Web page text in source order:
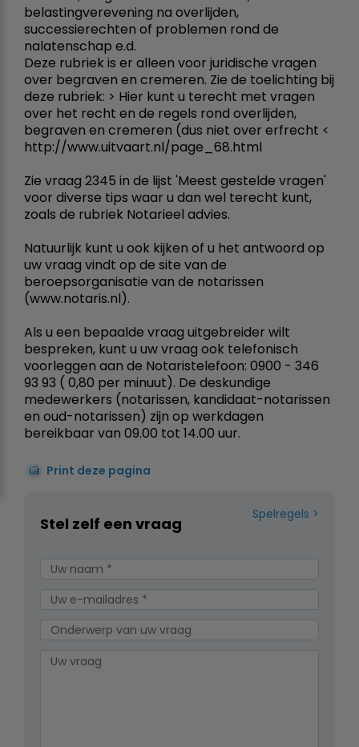
belastingverevening na overlijden,
successierechten of problemen rond de
nalatenschap e.d.
Deze rubriek is er alleen voor juridische vragen
over begraven en cremeren. Zie de toelichting bij
deze rubriek: > Hier kunt u terecht met vragen
over het recht en de regels rond overlijden,
begraven en cremeren (dus niet over erfrecht <
http://www.uitvaart.nl/page_68.html
Zie vraag 2345 in de lijst 'Meest gestelde vragen'
voor diverse tips waar u dan wel terecht kunt,
zoals de rubriek Notarieel advies.
Natuurlijk kunt u ook kijken of u het antwoord op
uw vraag vindt op de site van de
beroepsorganisatie van de notarissen
(www.notaris.nl).
Als u een bepaalde vraag uitgebreider wilt
bespreken, kunt u uw vraag ook telefonisch
voorleggen aan de Notaristelefoon: 0900 - 346
93 93 ( 0,80 per minuut). De deskundige
medewerkers (notarissen, kandidaat-notarissen
en oud-notarissen) zijn op werkdagen
bereikbaar van 09.00 tot 14.00 uur.
Print deze pagina
Spelregels
Stel zelf een vraag